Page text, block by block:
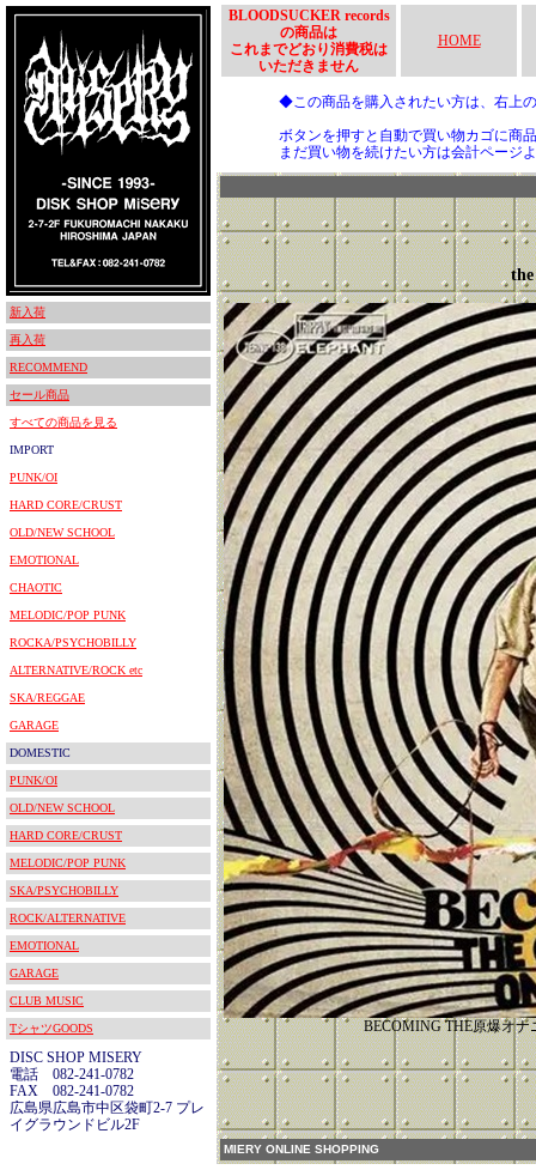
新入荷
再入荷
RECOMMEND
セール商品
すべての商品を見る
IMPORT
PUNK/OI
HARD CORE/CRUST
OLD/NEW SCHOOL
EMOTIONAL
CHAOTIC
MELODIC/POP PUNK
ROCKA/PSYCHOBILLY
ALTERNATIVE/ROCK etc
SKA/REGGAE
GARAGE
DOMESTIC
PUNK/OI
OLD/NEW SCHOOL
HARD CORE/CRUST
MELODIC/POP PUNK
SKA/PSYCHOBILLY
ROCK/ALTERNATIVE
EMOTIONAL
GARAGE
CLUB MUSIC
TシャツGOODS
DISC SHOP MISERY
電話 082-241-0782
FAX 082-241-0782
広島県広島市中区袋町2-7 プレ
イグラウンドビル2F
BLOODSUCKER records
の商品は
これまでどおり消費税は
いただきません
HOME
◆この商品を購入されたい方は、右上
ボタンを押すと自動で買い物カゴに商
まだ買い物を続けたい方は会計ページ
BECOMING THE原爆オ
MIERY ONLINE SHOPPING